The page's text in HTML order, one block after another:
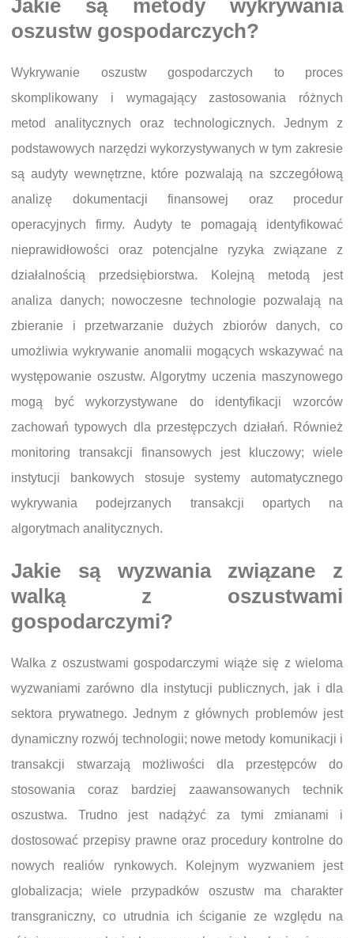
Jakie są metody wykrywania
oszustw gospodarczych?
Wykrywanie oszustw gospodarczych to proces
skomplikowany i wymagający zastosowania różnych
metod analitycznych oraz technologicznych. Jednym z
podstawowych narzędzi wykorzystywanych w tym zakresie
są audyty wewnętrzne, które pozwalają na szczegółową
analizę dokumentacji finansowej oraz procedur
operacyjnych firmy. Audyty te pomagają identyfikować
nieprawidłowości oraz potencjalne ryzyka związane z
działalnością przedsiębiorstwa. Kolejną metodą jest
analiza danych; nowoczesne technologie pozwalają na
zbieranie i przetwarzanie dużych zbiorów danych, co
umożliwia wykrywanie anomalii mogących wskazywać na
występowanie oszustw. Algorytmy uczenia maszynowego
mogą być wykorzystywane do identyfikacji wzorców
zachowań typowych dla przestępczych działań. Również
monitoring transakcji finansowych jest kluczowy; wiele
instytucji bankowych stosuje systemy automatycznego
wykrywania podejrzanych transakcji opartych na
algorytmach analitycznych.
Jakie są wyzwania związane z
walką z oszustwami
gospodarczymi?
Walka z oszustwami gospodarczymi wiąże się z wieloma
wyzwaniami zarówno dla instytucji publicznych, jak i dla
sektora prywatnego. Jednym z głównych problemów jest
dynamiczny rozwój technologii; nowe metody komunikacji i
transakcji stwarzają możliwości dla przestępców do
stosowania coraz bardziej zaawansowanych technik
oszustwa. Trudno jest nadążyć za tymi zmianami i
dostosować przepisy prawne oraz procedury kontrolne do
nowych realiów rynkowych. Kolejnym wyzwaniem jest
globalizacja; wiele przypadków oszustw ma charakter
transgraniczny, co utrudnia ich ściganie ze względu na